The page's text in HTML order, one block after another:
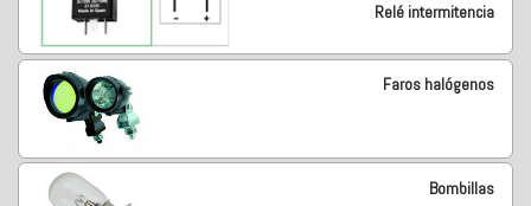
Relé intermitencia
Faros halógenos
Bombillas